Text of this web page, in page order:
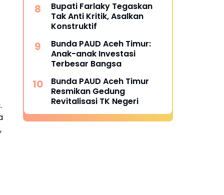
Bupati Farlaky Tegaskan
Tak Anti Kritik, Asalkan
Konstruktif
Bunda PAUD Aceh Timur:
Anak-anak Investasi
Terbesar Bangsa
Bunda PAUD Aceh Timur
Resmikan Gedung
Revitalisasi TK Negeri